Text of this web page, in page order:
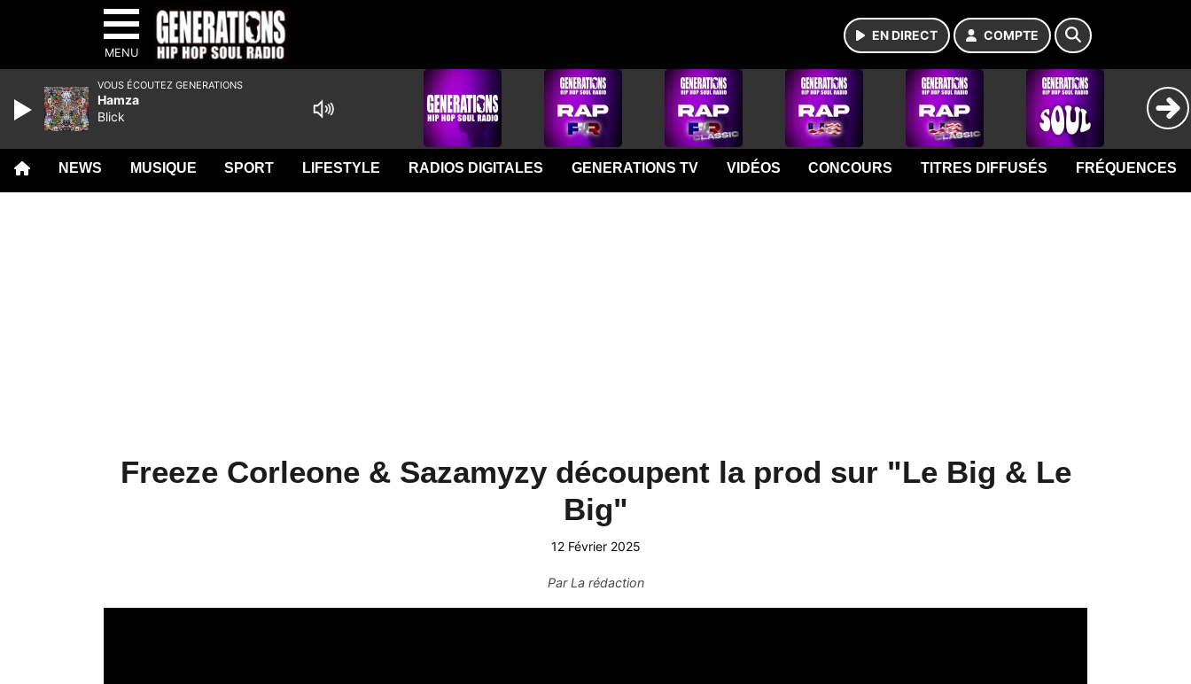
MENU
EN DIRECT COMPTE
NEWS MUSIQUE SPORT LIFESTYLE RADIOS DIGITALES GENERATIONS TV VIDÉOS CONCOURS TITRES DIFFUSÉS FRÉQUENCES
Freeze Corleone & Sazamyzy découpent la prod sur "Le Big & Le
Big"
12 Février 2025
ParLa rédaction
VOUS ÉCOUTEZ GENERATIONS
Hamza
Blick